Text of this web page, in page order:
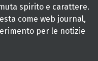
spirito e carattere.
come web journal,
per le notizie